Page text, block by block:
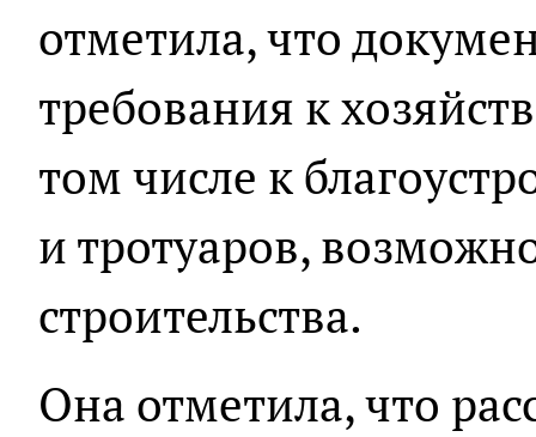
отметила, что
требования к
том числе к
и тротуаров,
строительства.
Она отметила, что